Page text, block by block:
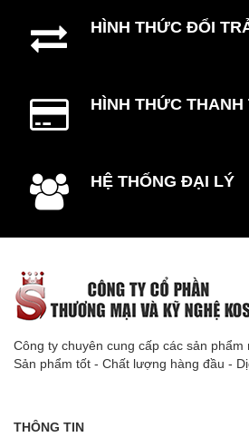
HÌNH THỨC ĐỔI
HÌNH THỨC THANH
HỆ THỐNG ĐẠI LÝ
Công ty chuyên cung cấp các sản
Sản phẩm tốt - Chất lượng hàng đầu -
THÔNG TIN